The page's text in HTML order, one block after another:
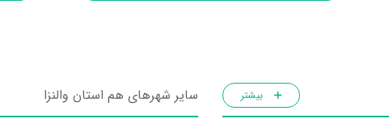
بیشتر سایر شهرهای هم استان والنزا